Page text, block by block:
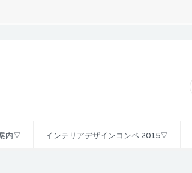
内▽ インテリアデザインコンペ 2015▽